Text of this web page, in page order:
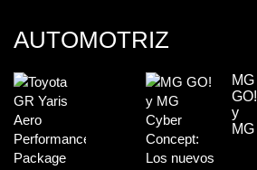
AUTOMOTRIZ
MG
GO!
y
MG